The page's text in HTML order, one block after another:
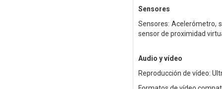
Sensores
Sensores: Acelerómetro,
sensor de proximidad
Audio y vídeo
Reproducción de vídeo: